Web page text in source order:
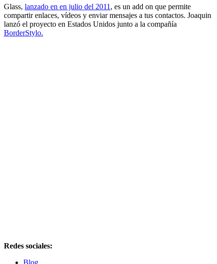
Glass, lanzado en en julio del 2011 , es un add on que permite
compartir enlaces, vídeos y enviar mensajes a tus contactos. Joaquin
lanzó el proyecto en Estados Unidos junto a la compañía
BorderStylo.
Redes sociales:
Blog